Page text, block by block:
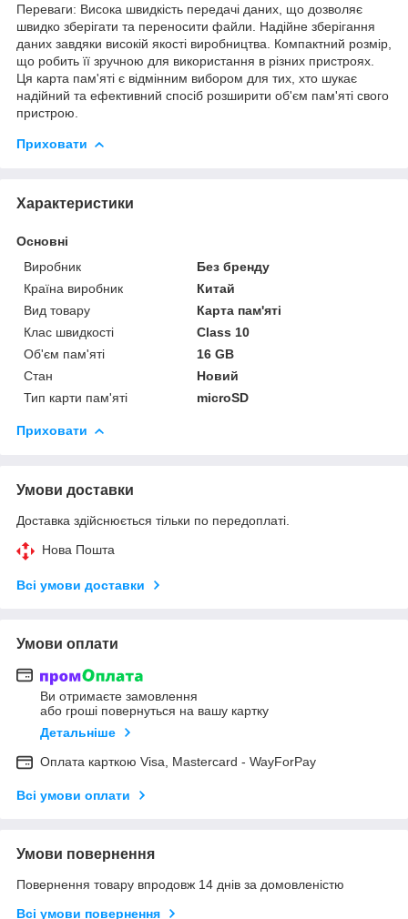
Переваги: Висока швидкість передачі даних, що дозволяє
швидко зберігати та переносити файли. Надійне зберігання
даних завдяки високій якості виробництва. Компактний розмір,
що робить її зручною для використання в різних пристроях.
Ця карта пам'яті є відмінним вибором для тих, хто шукає
надійний та ефективний спосіб розширити об'єм пам'яті свого
пристрою.
Приховати
Характеристики
Основні
Виробник
Без бренду
Країна виробник
Китай
Вид товару
Карта пам'яті
Клас швидкості
Class 10
Об'єм пам'яті
16 GB
Стан
Новий
Тип карти пам'яті
microSD
Приховати
Умови доставки
Доставка здійснюється тільки по передоплаті.
Нова Пошта
Всі умови доставки
Умови оплати
Ви отримаєте замовлення
або гроші повернуться на вашу картку
Детальніше
Оплата карткою Visa, Mastercard - WayForPay
Всі умови оплати
Умови повернення
Повернення товару впродовж 14 днів за домовленістю
Всі умови повернення